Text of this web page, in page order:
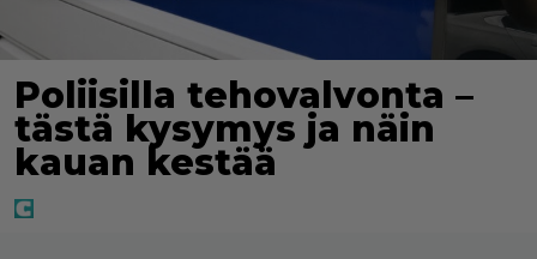
Poliisilla tehovalvonta –
tästä kysymys ja näin
kauan kestää